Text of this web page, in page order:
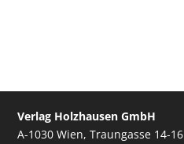
Verlag Holzhausen GmbH
A-1030 Wien, Traungasse 14-16